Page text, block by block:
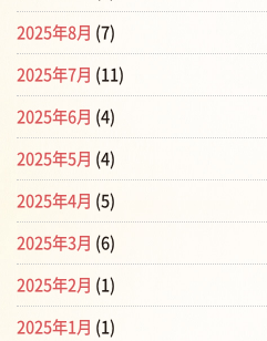
2025年8月 (7)
2025年7月 (11)
2025年6月 (4)
2025年5月 (4)
2025年4月 (5)
2025年3月 (6)
2025年2月 (1)
2025年1月 (1)